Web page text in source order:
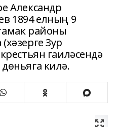
Александр
1894 елның 9
районы
Зур
гаиләсендә
килә.